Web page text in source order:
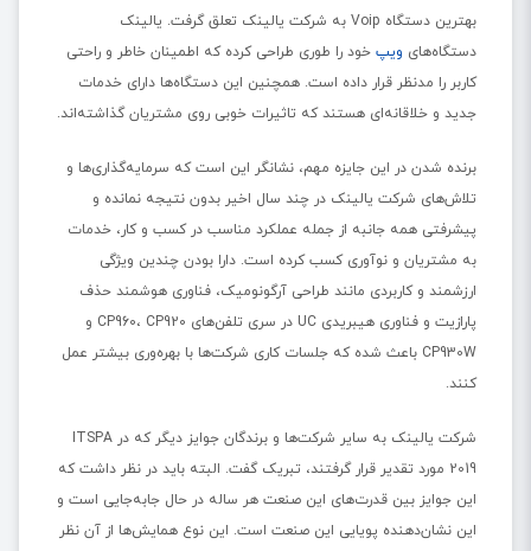
بهترین دستگاه Voip به شرکت یالینک تعلق گرفت. یالینک
دستگاه‌های ویپ خود را طوری طراحی کرده که اطمینان خاطر و راحتی
کاربر را مدنظر قرار داده است. همچنین این دستگاه‌ها دارای خدمات
جدید و خلاقانه‌ای هستند که تاثیرات خوبی روی مشتریان گذاشته‌اند.
برنده شدن در این جایزه مهم، نشانگر این است که سرمایه‌گذاری‌ها و
تلاش‌های شرکت یالینک در چند سال اخیر بدون نتیجه نمانده و
پیشرفتی همه جانبه از جمله عملکرد مناسب در کسب و کار، خدمات
به مشتریان و نوآوری کسب کرده است. دارا بودن چندین ویژگی
ارزشمند و کاربردی مانند طراحی آرگونومیک، فناوری هوشمند حذف
پارازیت و فناوری هیبریدی UC در سری تلفن‌های CP960، CP920 و
CP930W باعث شده که جلسات کاری شرکت‌ها با بهره‌وری بیشتر عمل
کنند.
شرکت یالینک به سایر شرکت‌ها و برندگان جوایز دیگر که در ITSPA
2019 مورد تقدیر قرار گرفتند، تبریک گفت. البته باید در نظر داشت که
این جوایز بین قدرت‌های این صنعت هر ساله در حال جابه‌جایی است و
این نشان‌دهنده پویایی این صنعت است. این نوع همایش‌ها از آن نظر